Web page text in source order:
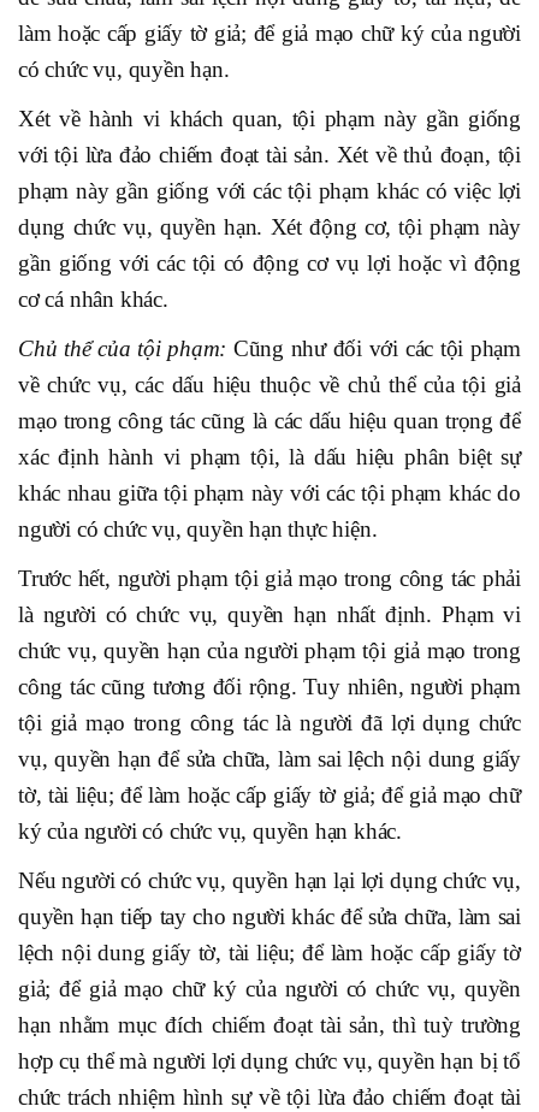
làm hoặc cấp giấy tờ giả; để giả mạo chữ ký của người
có chức vụ, quyền hạn.
Xét về hành vi khách quan, tội phạm này gần giống
với tội lừa đảo chiếm đoạt tài sản. Xét về thủ đoạn, tội
phạm này gần giống với các tội phạm khác có việc lợi
dụng chức vụ, quyền hạn. Xét động cơ, tội phạm này
gần giống với các tội có động cơ vụ lợi hoặc vì động
cơ cá nhân khác.
Chủ thể của tội phạm: Cũng như đối với các tội phạm
về chức vụ, các dấu hiệu thuộc về chủ thể của tội giả
mạo trong công tác cũng là các dấu hiệu quan trọng để
xác định hành vi phạm tội, là dấu hiệu phân biệt sự
khác nhau giữa tội phạm này với các tội phạm khác do
người có chức vụ, quyền hạn thực hiện.
Trước hết, người phạm tội giả mạo trong công tác phải
là người có chức vụ, quyền hạn nhất định. Phạm vi
chức vụ, quyền hạn của người phạm tội giả mạo trong
công tác cũng tương đối rộng. Tuy nhiên, người phạm
tội giả mạo trong công tác là người đã lợi dụng chức
vụ, quyền hạn để sửa chữa, làm sai lệch nội dung giấy
tờ, tài liệu; để làm hoặc cấp giấy tờ giả; để giả mạo chữ
ký của người có chức vụ, quyền hạn khác.
Nếu người có chức vụ, quyền hạn lại lợi dụng chức vụ,
quyền hạn tiếp tay cho người khác để sửa chữa, làm sai
lệch nội dung giấy tờ, tài liệu; để làm hoặc cấp giấy tờ
giả; để giả mạo chữ ký của người có chức vụ, quyền
hạn nhằm mục đích chiếm đoạt tài sản, thì tuỳ trường
hợp cụ thể mà người lợi dụng chức vụ, quyền hạn bị tổ
chức trách nhiệm hình sự về tội lừa đảo chiếm đoạt tài